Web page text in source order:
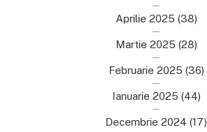
Aprilie 2025 (38)
Martie 2025 (28)
Februarie 2025 (36)
Ianuarie 2025 (44)
Decembrie 2024 (17)